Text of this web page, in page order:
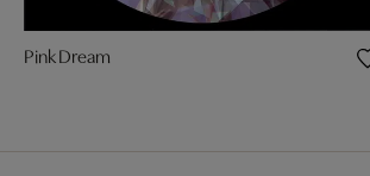
Pink Dream